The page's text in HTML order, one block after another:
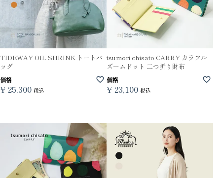
TIDEWAY OIL SHRINK トートバ
ッグ
価格
¥25,300 税込
tsumori chisato CARRY カラフル
ズームドット 二つ折り財布
価格
¥23,100 税込